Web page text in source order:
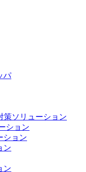
パ
策ソリューション
ション
ション
ン
ン